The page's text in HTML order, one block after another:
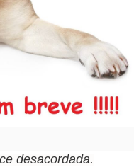
desacordada.